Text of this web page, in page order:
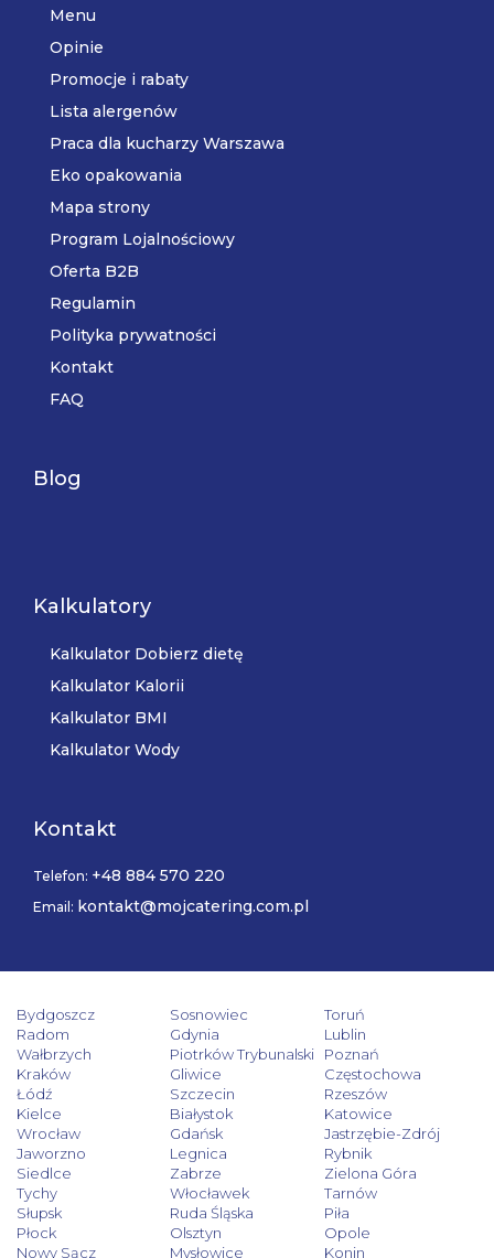
Menu
Opinie
Promocje i rabaty
Lista alergenów
Praca dla kucharzy Warszawa
Eko opakowania
Mapa strony
Program Lojalnościowy
Oferta B2B
Regulamin
Polityka prywatności
Kontakt
FAQ
Blog
Kalkulatory
Kalkulator Dobierz dietę
Kalkulator Kalorii
Kalkulator BMI
Kalkulator Wody
Kontakt
Telefon: +48 884 570 220
Email: kontakt@mojcatering.com.pl
Bydgoszcz Sosnowiec
Toruń
Radom
Gdynia
Lublin
Wałbrzych
Piotrków Trybunalski
Poznań
Kraków
Gliwice
Częstochowa
Łódź
Szczecin
Rzeszów
Kielce
Białystok
Katowice
Wrocław
Gdańsk
Jastrzębie-Zdrój
Jaworzno
Legnica
Rybnik
Siedlce
Zabrze
Zielona Góra
Tychy
Włocławek
Tarnów
Słupsk
Ruda Śląska
Piła
Płock
Olsztyn
Opole
Nowy Sącz
Mysłowice Konin